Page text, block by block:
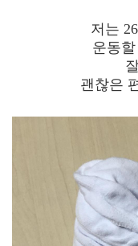
저는
운동
괜찮은